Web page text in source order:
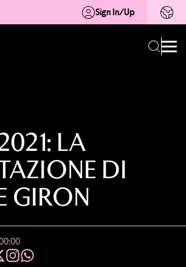
Sign In/Up
LA
DI
GIRON